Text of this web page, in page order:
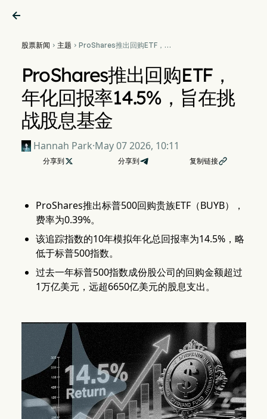

股票新闻  主题  ProShares推出回购ETF，年
ProShares推出回购ETF，
年化回报率14.5%，旨在挑
战股息基金
Hannah Park·May 07 2026, 10:11
分享到  分享到 复制链接
ProShares推出标普500回购贵族ETF（BUYB），
费率为0.39%。
该追踪指数的10年模拟年化总回报率为14.5%，略
低于标普500指数。
过去一年标普500指数成份股公司的回购金额超过
1万亿美元，远超6650亿美元的股息支出。